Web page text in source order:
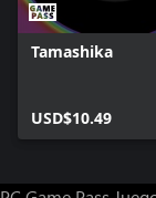
Tamashika
USD$10.49